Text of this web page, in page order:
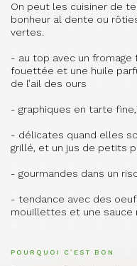
On peut les cuisiner de
bonheur al dente ou
vertes.
- au top avec un fromage
fouettée et une huile
de l’ail des ours
- graphiques en tarte
- délicates quand elles
grillé, et un jus de petits
- gourmandes dans un
- tendance avec des
mouillettes et une sauce
POURQUOI C’EST BON